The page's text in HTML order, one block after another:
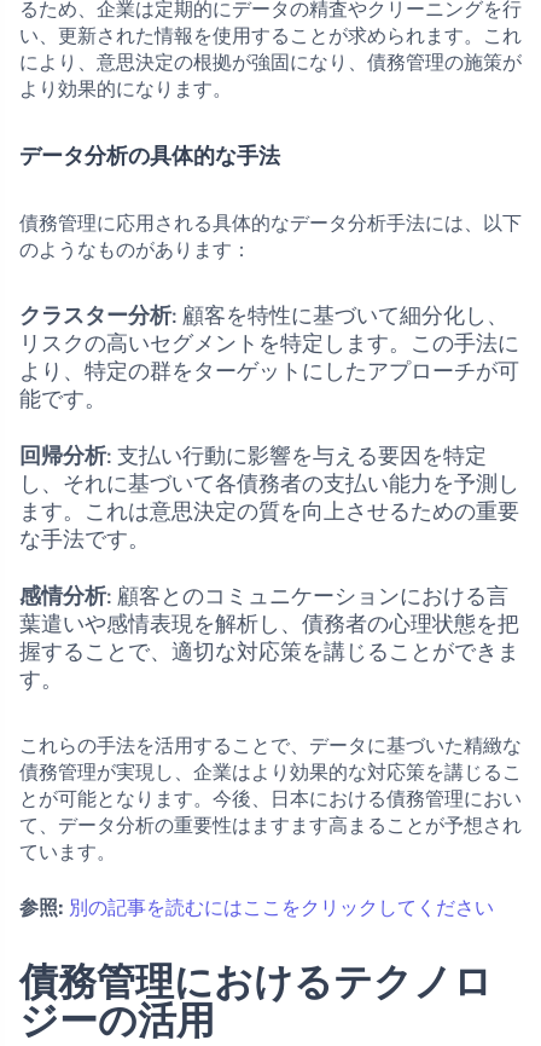
るため、企業は定期的にデータの精査やクリーニングを行
い、更新された情報を使用することが求められます。これ
により、意思決定の根拠が強固になり、債務管理の施策が
より効果的になります。
データ分析の具体的な手法
債務管理に応用される具体的なデータ分析手法には、以下
のようなものがあります：
クラスター分析: 顧客を特性に基づいて細分化し、
リスクの高いセグメントを特定します。この手法に
より、特定の群をターゲットにしたアプローチが可
能です。
回帰分析: 支払い行動に影響を与える要因を特定
し、それに基づいて各債務者の支払い能力を予測し
ます。これは意思決定の質を向上させるための重要
な手法です。
感情分析: 顧客とのコミュニケーションにおける言
葉遣いや感情表現を解析し、債務者の心理状態を把
握することで、適切な対応策を講じることができま
す。
これらの手法を活用することで、データに基づいた精緻な
債務管理が実現し、企業はより効果的な対応策を講じるこ
とが可能となります。今後、日本における債務管理におい
て、データ分析の重要性はますます高まることが予想され
ています。
参照: 別の記事を読むにはここをクリックしてください
債務管理におけるテクノロ
ジーの活用